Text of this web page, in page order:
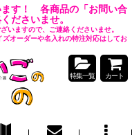
ます！ 各商品の「お問い合
ださいませ。
いますので、ご連絡くださいませ。
オーダーや名入れの特注対応はしてお
特集一覧 カート